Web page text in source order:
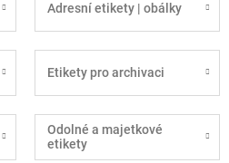
Adresní etikety | obálky
Etikety pro archivaci
Odolné a majetkové
etikety